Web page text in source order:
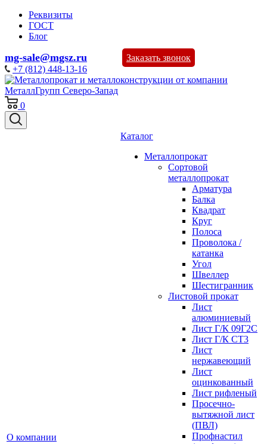
Реквизиты
ГОСТ
Блог
mg-sale@mgsz.ru
Заказать звонок
+7 (812) 448-13-16
0
О компании
Каталог
Металлопрокат
Сортовой
металлопрокат
Арматура
Балка
Квадрат
Круг
Полоса
Проволока /
катанка
Угол
Швеллер
Шестигранник
Листовой прокат
Лист
алюминиевый
Лист Г/К 09Г2С
Лист Г/К СТ3
Лист
нержавеющий
Лист
оцинкованный
Лист рифленый
Просечно-
вытяжной лист
(ПВЛ)
Профнастил